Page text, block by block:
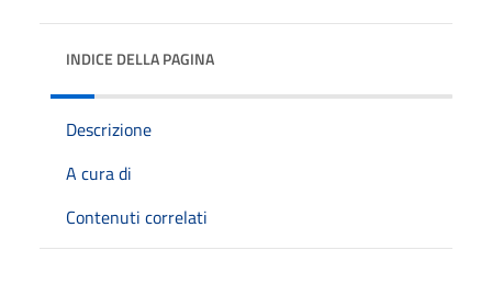
INDICE DELLA PAGINA
Descrizione
A cura di
Contenuti correlati